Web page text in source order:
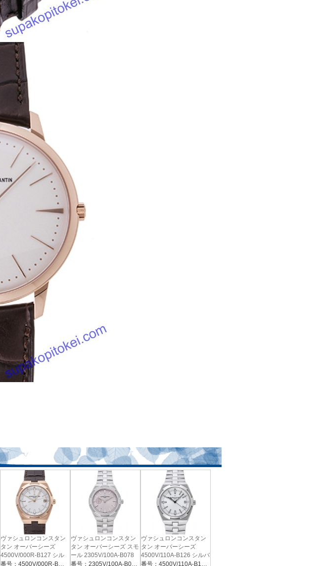
ヴァシュロンコンスタン
タン オーバーシーズ
4500V/000R-B127 シル
バー
番号：4500V/000R-B127
ヴァシュロンコンスタン
タン オーバーシーズ スモ
ール 2305V/100A-B078
ローズベージュ
番号：2305V/100A-B078
ヴァシュロンコンスタン
タン オーバーシーズ
4500V/110A-B126 シルバ
ー
番号：4500V/110A-B126